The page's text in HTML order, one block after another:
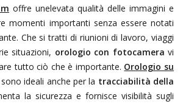
offre unelevata qualità delle immagini e
momenti importanti senza essere notati
Che si tratti di riunioni di lavoro, viaggi
situazioni, orologio con fotocamera vi
tutto ciò che è importante. Orologio su
ideali anche per la tracciabilità della
la sicurezza e fornisce visibilità sugli